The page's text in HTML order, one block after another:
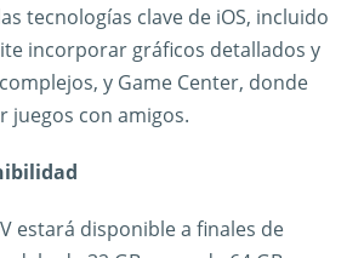
tecnologías clave de iOS, incluido
incorporar gráficos detallados y
y Game Center, donde
juegos con amigos.
estará disponible a finales de